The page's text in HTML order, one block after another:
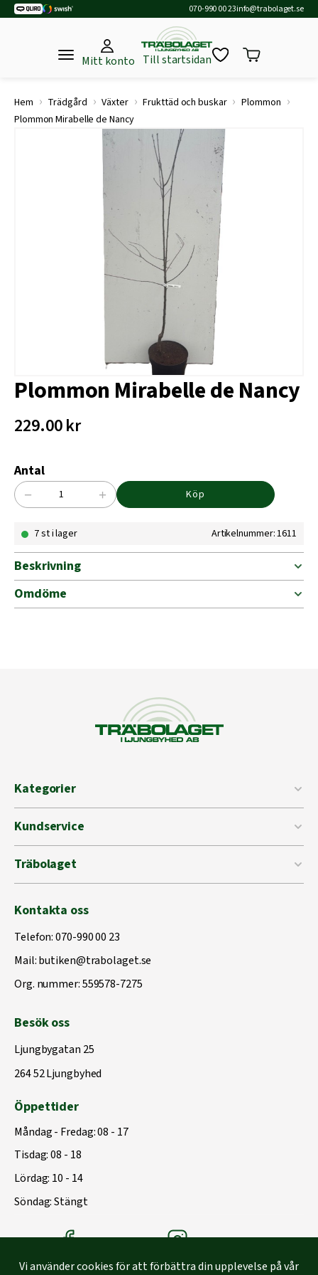
070-990 00 23info@trabolaget.se
Mitt konto Till startsidan
Hem › Trädgård › Växter › Frukttäd och buskar › Plommon ›
Plommon Mirabelle de Nancy
Plommon Mirabelle de Nancy
229.00kr
Antal
Plommon
de
mängd
− + Köp
7 st i lager Artikelnummer: 1611
Beskrivning
Omdöme
Kategorier
Kundservice
Träbolaget
Kontakta oss
Telefon:070-990 00 23
Mail:butiken@trabolaget.se
Org. nummer: 559578-7275
Besök oss
Ljungbygatan 25
264 52 Ljungbyhed
Öppettider
Måndag - Fredag: 08 - 17
Tisdag: 08 - 18
Lördag: 10 - 14
Söndag: Stängt
Träbolagets FacebookTräbolagets instagram